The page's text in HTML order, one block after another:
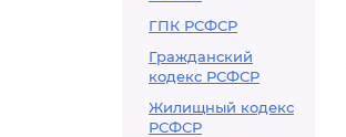
ГПК РСФСР
Гражданский
кодекс РСФСР
Жилищный кодекс
РСФСР